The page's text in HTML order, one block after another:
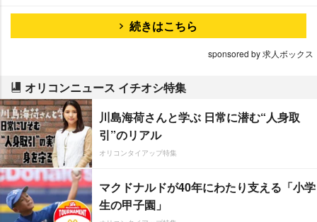
続きはこちら
sponsored by 求人ボックス
オリコンニュース イチオシ特集
川島海荷さんと学ぶ 日常に潜む“人身取
引”のリアル
オリコンタイアップ特集
マクドナルドが40年にわたり支える「小学
生の甲子園」